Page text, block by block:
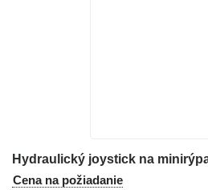
Hydraulický joystick na
Cena na požiadanie